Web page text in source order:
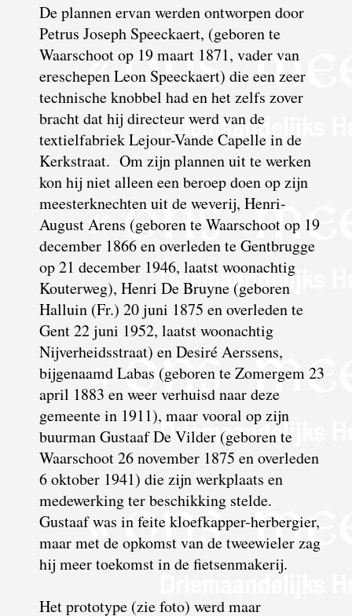
De plannen ervan werden ontworpen door
Petrus Joseph Speeckaert, (geboren te
Waarschoot op 19 maart 1871, vader van
ereschepen Leon Speeckaert) die een zeer
technische knobbel had en het zelfs zover
bracht dat hij directeur werd van de
textielfabriek Lejour-Vande Capelle in de
Kerkstraat. Om zijn plannen uit te werken
kon hij niet alleen een beroep doen op zijn
meesterknechten uit de weverij, Henri-
August Arens (geboren te Waarschoot op 19
december 1866 en overleden te Gentbrugge
op 21 december 1946, laatst woonachtig
Kouterweg), Henri De Bruyne (geboren
Halluin (Fr.) 20 juni 1875 en overleden te
Gent 22 juni 1952, laatst woonachtig
Nijverheidsstraat) en Desiré Aerssens,
bijgenaamd Labas (geboren te Zomergem 23
april 1883 en weer verhuisd naar deze
gemeente in 1911), maar vooral op zijn
buurman Gustaaf De Vilder (geboren te
Waarschoot 26 november 1875 en overleden
6 oktober 1941) die zijn werkplaats en
medewerking ter beschikking stelde.
Gustaaf was in feite kloefkapper-herbergier,
maar met de opkomst van de tweewieler zag
hij meer toekomst in de fietsenmakerij.
Het prototype (zie foto) werd maar